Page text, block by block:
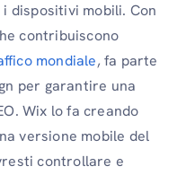
dispositivi mobili. Con
contribuiscono
mondiale, fa parte
per garantire una
Wix lo fa creando
versione mobile del
controllare e